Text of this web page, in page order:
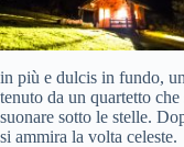
in più e dulcis in fundo,
tenuto da un quartetto
suonare sotto le stelle.
si ammira la volta celeste.